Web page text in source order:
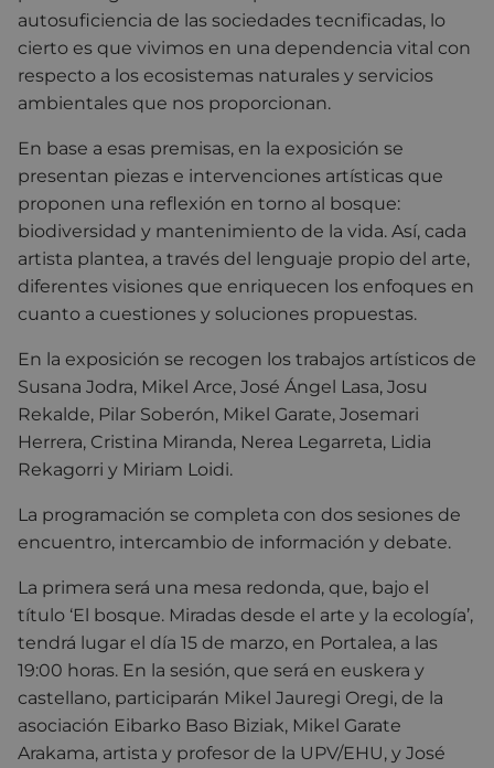
autosuficiencia de las sociedades tecnificadas, lo
cierto es que vivimos en una dependencia vital con
respecto a los ecosistemas naturales y servicios
ambientales que nos proporcionan.
En base a esas premisas, en la exposición se
presentan piezas e intervenciones artísticas que
proponen una reflexión en torno al bosque:
biodiversidad y mantenimiento de la vida. Así, cada
artista plantea, a través del lenguaje propio del arte,
diferentes visiones que enriquecen los enfoques en
cuanto a cuestiones y soluciones propuestas.
En la exposición se recogen los trabajos artísticos de
Susana Jodra, Mikel Arce, José Ángel Lasa, Josu
Rekalde, Pilar Soberón, Mikel Garate, Josemari
Herrera, Cristina Miranda, Nerea Legarreta, Lidia
Rekagorri y Miriam Loidi.
La programación se completa con dos sesiones de
encuentro, intercambio de información y debate.
La primera será una mesa redonda, que, bajo el
título ‘El bosque. Miradas desde el arte y la ecología’,
tendrá lugar el día 15 de marzo, en Portalea, a las
19:00 horas. En la sesión, que será en euskera y
castellano, participarán Mikel Jauregi Oregi, de la
asociación Eibarko Baso Biziak, Mikel Garate
Arakama, artista y profesor de la UPV/EHU, y José